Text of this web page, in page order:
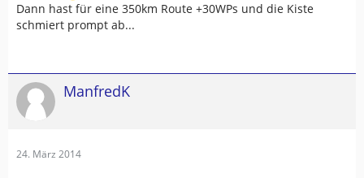
Dann hast für eine 350km Route +30WPs und die Kiste
schmiert prompt ab...
ManfredK
24. März 2014